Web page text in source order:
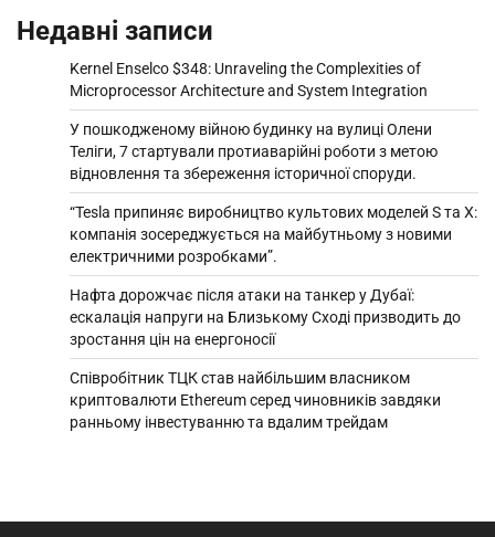
Недавні записи
Kernel Enselco $348: Unraveling the Complexities of
Microprocessor Architecture and System Integration
У пошкодженому війною будинку на вулиці Олени
Теліги, 7 стартували протиаварійні роботи з метою
відновлення та збереження історичної споруди.
“Tesla припиняє виробництво культових моделей S та X:
компанія зосереджується на майбутньому з новими
електричними розробками”.
Нафта дорожчає після атаки на танкер у Дубаї:
ескалація напруги на Близькому Сході призводить до
зростання цін на енергоносії
Співробітник ТЦК став найбільшим власником
криптовалюти Ethereum серед чиновників завдяки
ранньому інвестуванню та вдалим трейдам